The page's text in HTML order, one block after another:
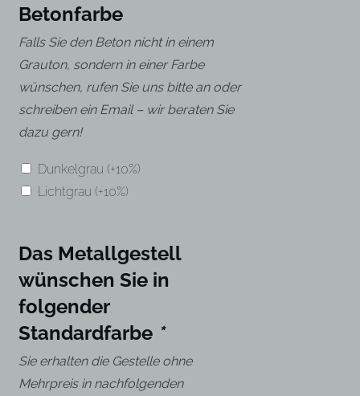
Betonfarbe
Falls Sie den Beton nicht in einem
Grauton, sondern in einer Farbe
wünschen, rufen Sie uns bitte an oder
schreiben ein Email – wir beraten Sie
dazu gern!
Dunkelgrau (+10%)
Lichtgrau (+10%)
Das Metallgestell
wünschen Sie in
folgender
Standardfarbe *
Sie erhalten die Gestelle ohne
Mehrpreis in nachfolgenden